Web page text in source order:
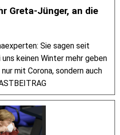
Greta-Jünger, an die
Sie sagen seit
keinen Winter mehr geben
mit Corona, sondern auch